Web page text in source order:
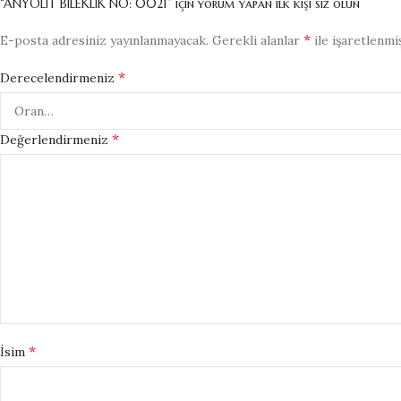
“ANYOLİT BİLEKLİK NO: 0021” için yorum yapan ilk kişi siz olun
E-posta adresiniz yayınlanmayacak. Gerekli alanlar * ile
Derecelendirmeniz *
Değerlendirmeniz *
İsim *